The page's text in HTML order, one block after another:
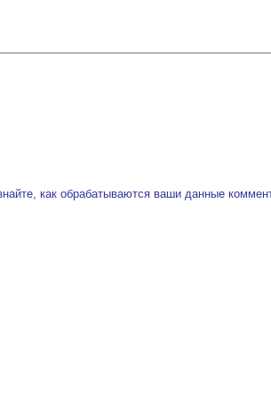
как обрабатываются ваши данные